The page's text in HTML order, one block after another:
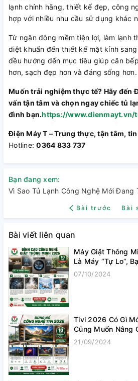
lạnh chính hãng, thiết kế đẹp, công
hợp với nhiều nhu cầu sử dụng khác
Từ ngăn đông mềm tiện lợi, làm lạnh
diệt khuẩn đến thiết kế mặt kính
đều hướng đến mục tiêu giúp căn
hơn, sạch đẹp hơn và đáng sống hơn.
Muốn trải nghiệm thực tế? Hãy đến
vấn tận tâm và chọn ngay chiếc tủ
đình bạn.https://www.dienmayt.vn/
Điện Máy T – Trung thực, tận tâm,
Hotline:0364 833 737
Bạn đang xem:
Bài trước Bài
Bài viết liên quan
Máy Giặt Thông
Là Máy “Tự Lo”,
07/10/2024
Tivi 2026 Có Gì
Cũng Muốn Nâng
21/09/2024